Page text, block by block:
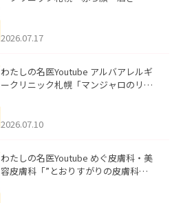
した。
2026.07.17
わたしの名医Youtube アルバアレルギ
ークリニック札幌「マンジャロのリア
た。
2026.07.10
わたしの名医Youtube めぐ皮膚科・美
容皮膚科「”とおりすがりの皮膚科